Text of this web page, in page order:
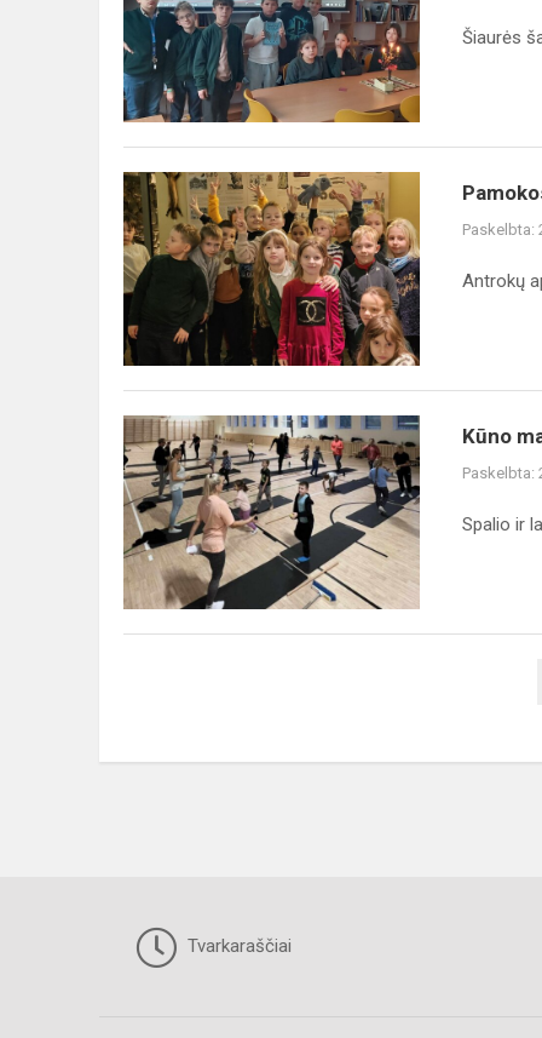
savaitė
Šiaurės
Pamokos
pinigų
muziejuje
Paskelbta:
Antrokų
Kūno
mankštos
užsiėmimai
Kūno
Paskelbta:
Spalio ir
Tvarkaraščiai